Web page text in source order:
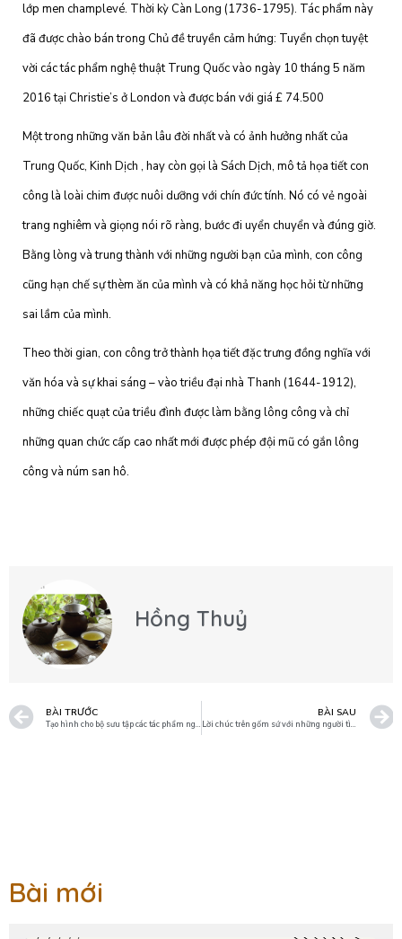
lớp men champlevé. Thời kỳ Càn Long (1736-1795). Tác phẩm này
đã được chào bán trong Chủ đề truyền cảm hứng: Tuyển chọn tuyệt
vời các tác phẩm nghệ thuật Trung Quốc vào ngày 10 tháng 5 năm
2016 tại Christie’s ở London và được bán với giá £ 74.500
Một trong những văn bản lâu đời nhất và có ảnh hưởng nhất của
Trung Quốc, Kinh Dịch , hay còn gọi là Sách Dịch, mô tả họa tiết con
công là loài chim được nuôi dưỡng với chín đức tính. Nó có vẻ ngoài
trang nghiêm và giọng nói rõ ràng, bước đi uyển chuyển và đúng giờ.
Bằng lòng và trung thành với những người bạn của mình, con công
cũng hạn chế sự thèm ăn của mình và có khả năng học hỏi từ những
sai lầm của mình.
Theo thời gian, con công trở thành họa tiết đặc trưng đồng nghĩa với
văn hóa và sự khai sáng – vào triều đại nhà Thanh (1644-1912),
những chiếc quạt của triều đình được làm bằng lông công và chỉ
những quan chức cấp cao nhất mới được phép đội mũ có gắn lông
công và núm san hô.
Hồng Thuỷ
BÀI TRƯỚC
Tạo hình cho bộ sưu tập các tác phẩm nghệ thuật bằng sứ của riêng bạn
BÀI SAU
Lời chúc trên gốm sứ với những người tìm kiếm sự thăng tiến, thành đạt.
Bài mới